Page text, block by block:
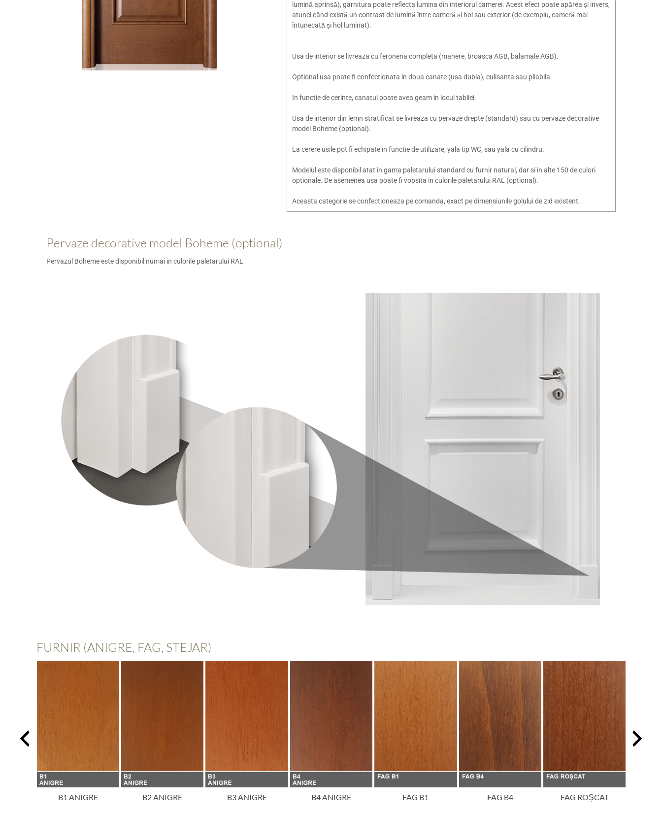
lumină aprinsă), garnitura poate reflecta lumina din interiorul camerei. Acest efect poate apărea și invers,
atunci când există un contrast de lumină între cameră și hol sau exterior (de exemplu, cameră mai
întunecată și hol luminat).
Usa de interior se livreaza cu feroneria completa (manere, broasca AGB, balamale AGB).
Optional usa poate fi confectionata in doua canate (usa dubla), culisanta sau pliabila.
In functie de cerinte, canatul poate avea geam in locul tabliei.
Usa de interior din lemn stratificat se livreaza cu pervaze drepte (standard) sau cu pervaze decorative
model Boheme (optional).
La cerere usile pot fi echipate in functie de utilizare, yala tip WC, sau yala cu cilindru.
Modelul este disponibil atat in gama paletarului standard cu furnir natural, dar si in alte 150 de culori
optionale. De asemenea usa poate fi vopsita in culorile paletarului RAL (optional).
Aceasta categorie se confectioneaza pe comanda, exact pe dimensiunile golului de zid existent.
Pervaze decorative model Boheme (optional)
Pervazul Boheme este disponibil numai in culorile paletarului RAL
FURNIR (ANIGRE, FAG, STEJAR)
B1 ANIGRE B2 ANIGRE B3 ANIGRE B4 ANIGRE FAG B1 FAG B4 FAG ROȘCAT